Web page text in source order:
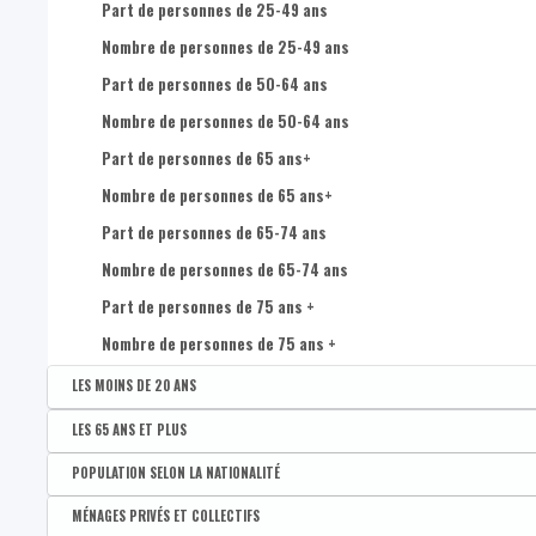
Nombre de femmes de 35 à 39 ans
Nombre de femmes de 40 à 44 ans
Nombre de femmes de 45 à 49 ans
Nombre de femmes de 50 à 54 ans
Nombre de femmes de 55 à 59 ans
Nombre de femmes de 60 à 64 ans
Nombre de femmes de 65 à 69 ans
Nombre de femmes de 70 à 74 ans
Nombre de femmes de 75 ans et plus
Nombre d'hommes de 0 à 4 ans
Nombre d'hommes de 5 à 9 ans
Nombre d'hommes de 10 à 14 ans
Nombre d'hommes de 15 à 19 ans
Nombre d'hommes de 20 à 24 ans
Nombre d'hommes de 25 à 29 ans
Part de personnes de 25-49 ans
Nombre de personnes de 25-49 ans
Part de personnes de 50-64 ans
Nombre de personnes de 50-64 ans
Part de personnes de 65 ans+
Nombre de personnes de 65 ans+
Part de personnes de 65-74 ans
Nombre de personnes de 65-74 ans
Part de personnes de 75 ans +
Nombre de personnes de 75 ans +
LES MOINS DE 20 ANS
Disponible par : Commune - Arrondissement - Province - Bassin EFE - Zone de
Part des moins de 20 ans
LES 65 ANS ET PLUS
Disponible par :Commune - Arrondissement - Province - Bassin EFE - Zone de
Part de 65 ans et plus
POPULATION SELON LA NATIONALITÉ
Disponible par :Commune - Arrondissement - Province - Bassin EFE - Zone de
MÉNAGES PRIVÉS ET COLLECTIFS